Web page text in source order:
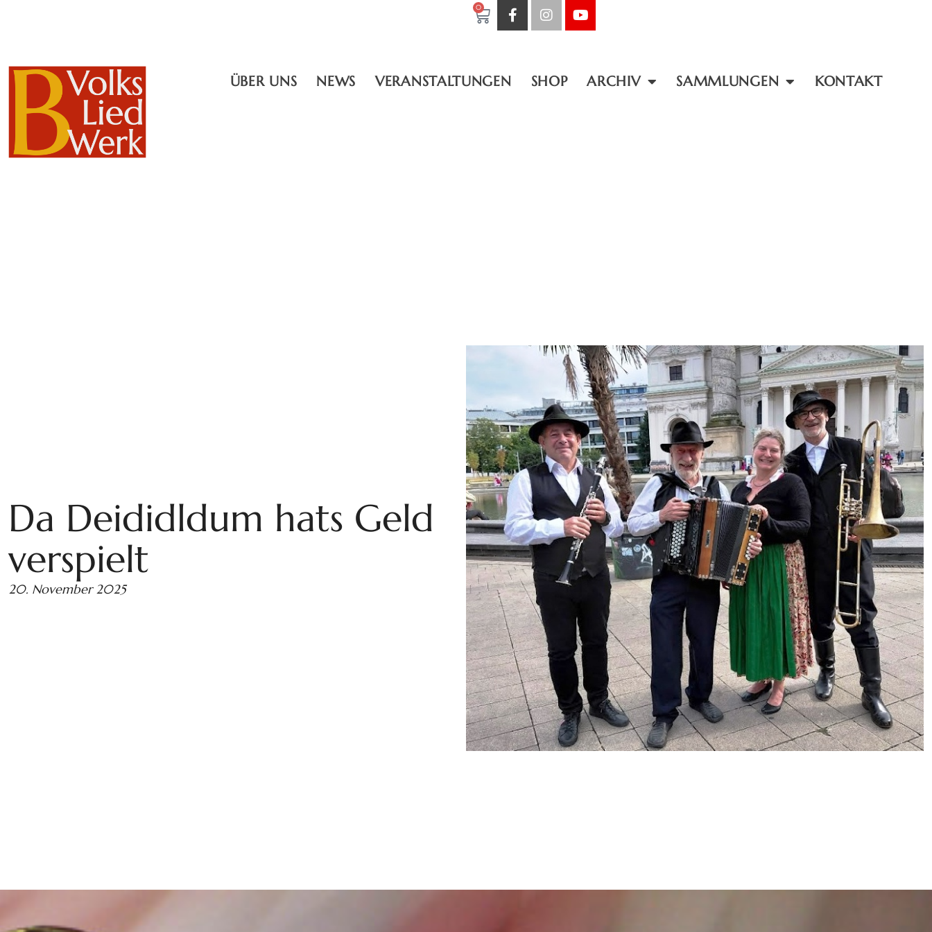
0
ÜBER UNS NEWS VERANSTALTUNGEN SHOP ARCHIV SAMMLUNGEN KONTAKT
Da Deididldum hats Geld
verspielt
20. November 2025